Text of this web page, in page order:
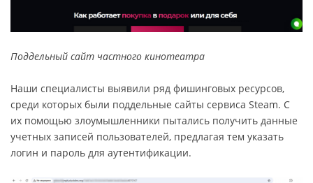
Поддельный сайт частного кинотеатра
Наши специалисты выявили ряд фишинговых ресурсов,
среди которых были поддельные сайты сервиса Steam. С
их помощью злоумышленники пытались получить данные
учетных записей пользователей, предлагая тем указать
логин и пароль для аутентификации.